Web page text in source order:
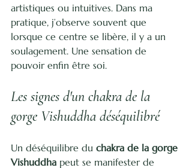
artistiques ou intuitives. Dans ma
pratique, j’observe souvent que
lorsque ce centre se libère, il y a un
soulagement. Une sensation de
pouvoir enfin être soi.
Les signes d'un chakra de la
gorge Vishuddha déséquilibré
Un déséquilibre du chakra de la gorge
Vishuddha peut se manifester de